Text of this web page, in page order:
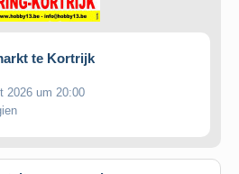
te Kortrijk
2026 um 20:00